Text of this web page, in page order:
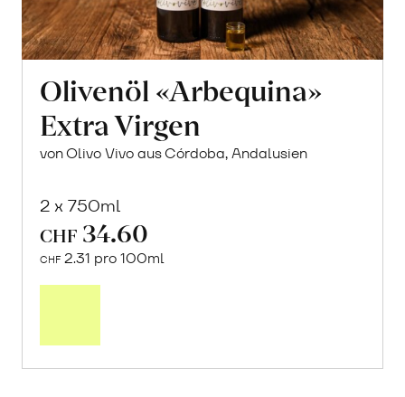
Olivenöl «Arbequina»
Extra Virgen
von Olivo Vivo aus Córdoba, Andalusien
2 x 750ml
CHF 34.60
CHF 2.31 pro 100ml